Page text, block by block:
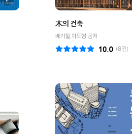
木의 건축
배기철,이도형 공저
(8건)
10.0